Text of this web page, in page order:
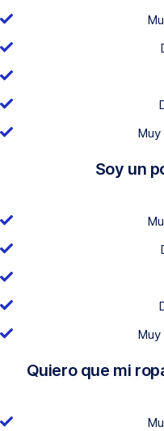
Soy un
Quiero que mi